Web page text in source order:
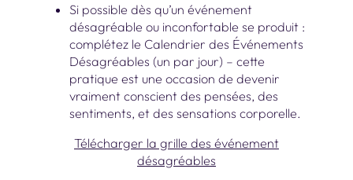
Si possible dès qu’un événement
désagréable ou inconfortable se produit :
complétez le Calendrier des Événements
Désagréables (un par jour) – cette
pratique est une occasion de devenir
vraiment conscient des pensées, des
sentiments, et des sensations corporelle.
Télécharger la grille des événement
désagréables